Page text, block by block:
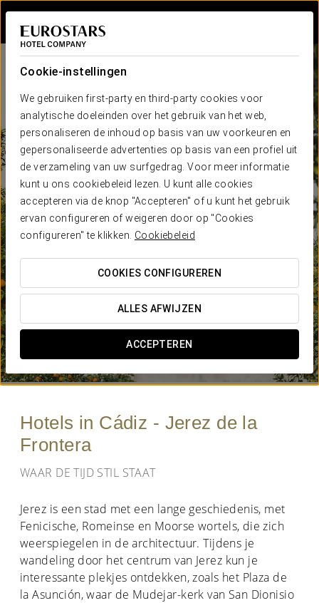
Cookie-instellingen
We gebruiken first-party en third-party cookies voor
analytische doeleinden over het gebruik van het web,
personaliseren de inhoud op basis van uw voorkeuren en
gepersonaliseerde advertenties op basis van een profiel uit
de verzameling van uw surfgedrag. Voor meer informatie
kunt u ons cookiebeleid lezen. U kunt alle cookies
accepteren via de knop "Accepteren" of u kunt het gebruik
ervan configureren of weigeren door op "Cookies
configureren" te klikken. Cookiebeleid
COOKIES CONFIGUREREN
ALLES AFWIJZEN
ACCEPTEREN
Hotels in Cádiz - Jerez de la
Frontera
WAAR DE TIJD STIL STAAT
Jerez is een stad met een lange geschiedenis, met
Fenicische, Romeinse en Moorse wortels, die zich
weerspiegelen in de architectuur. Tijdens je
wandeling door het centrum van Jerez kun je
interessante plekjes ontdekken, zoals het Plaza de
la Asunción, waar de Mudejar-kerk van San Dionisio